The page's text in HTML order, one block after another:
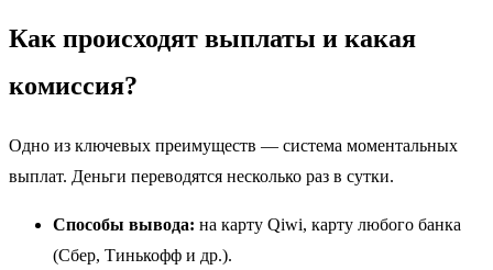
Как происходят выплаты и какая
комиссия?
Одно из ключевых преимуществ — система моментальных
выплат. Деньги переводятся несколько раз в сутки.
Способы вывода: на карту Qiwi, карту любого банка
(Сбер, Тинькофф и др.).